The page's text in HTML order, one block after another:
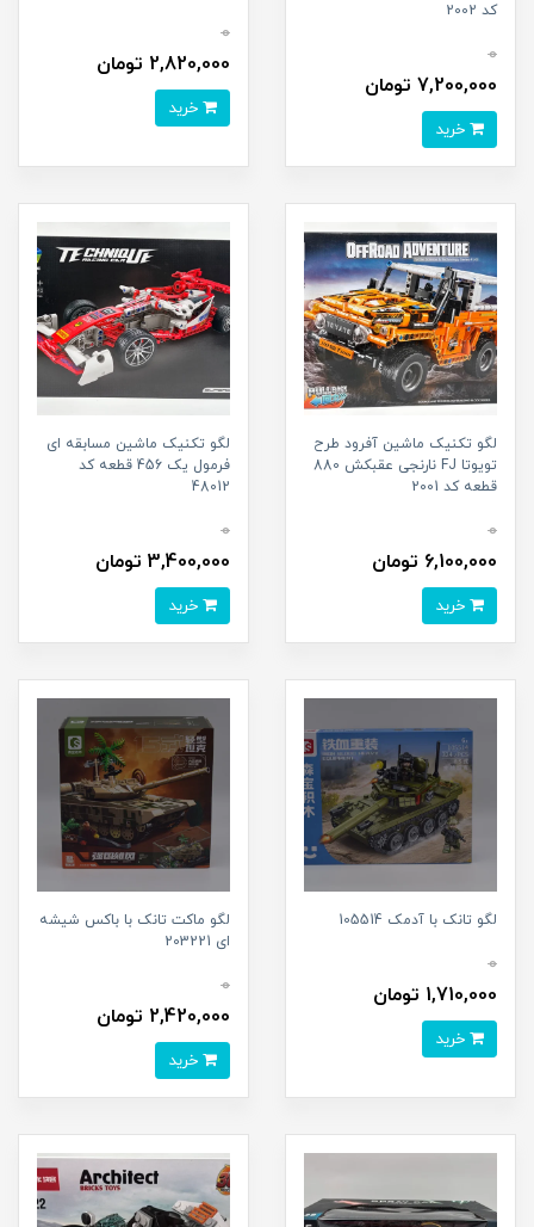
کد 2002
0
7,200,000 تومان
0
2,820,000 تومان
لگو تکنیک ماشین آفرود طرح
تویوتا FJ نارنجی عقبکش 880
قطعه کد 2001
0
6,100,000 تومان
لگو تکنیک ماشین مسابقه ای
فرمول یک 456 قطعه کد
48012
0
3,400,000 تومان
لگو تانک با آدمک 105514
0
1,710,000 تومان
لگو ماکت تانک با باکس شیشه
ای 203221
0
2,420,000 تومان